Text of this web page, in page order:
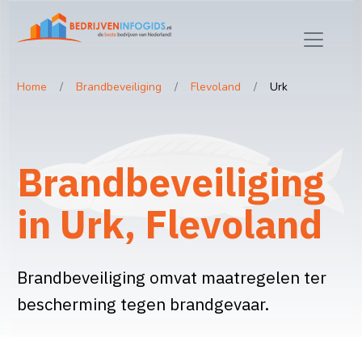
Home Brandbeveiliging Flevoland Urk
Brandbeveiliging
in Urk, Flevoland
Brandbeveiliging omvat maatregelen ter
bescherming tegen brandgevaar.